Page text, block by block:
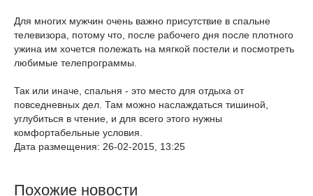
Для многих мужчин очень важно присутствие в спальне
телевизора, потому что, после рабочего дня после плотного
ужина им хочется полежать на мягкой постели и посмотреть
любимые телепрограммы.
Так или иначе, спальня - это место для отдыха от
повседневных дел. Там можно наслаждаться тишиной,
углубиться в чтение, и для всего этого нужны
комфортабельные условия.
Дата размещения: 26-02-2015, 13:25
Похожие новости